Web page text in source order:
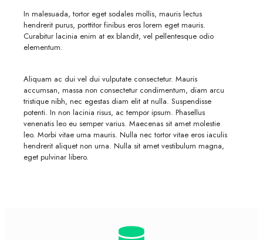
In malesuada, tortor eget sodales mollis, mauris lectus
hendrerit purus, porttitor finibus eros lorem eget mauris.
Curabitur lacinia enim at ex blandit, vel pellentesque odio
elementum.
Aliquam ac dui vel dui vulputate consectetur. Mauris
accumsan, massa non consectetur condimentum, diam arcu
tristique nibh, nec egestas diam elit at nulla. Suspendisse
potenti. In non lacinia risus, ac tempor ipsum. Phasellus
venenatis leo eu semper varius. Maecenas sit amet molestie
leo. Morbi vitae urna mauris. Nulla nec tortor vitae eros iaculis
hendrerit aliquet non urna. Nulla sit amet vestibulum magna,
eget pulvinar libero.